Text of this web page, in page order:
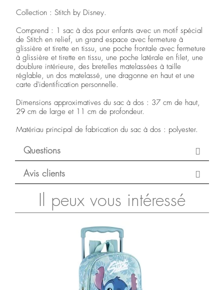
Collection : Stitch by Disney.
Comprend : 1 sac à dos pour enfants avec un motif spécial
de Stitch en relief, un grand espace avec fermeture à
glissière et tirette en tissu, une poche frontale avec fermeture
à glissière et tirette en tissu, une poche latérale en filet, une
doublure intérieure, des bretelles matelassées à taille
réglable, un dos matelassé, une dragonne en haut et une
carte d'identification personnelle.
Dimensions approximatives du sac à dos : 37 cm de haut,
29 cm de large et 11 cm de profondeur.
Matériau principal de fabrication du sac à dos : polyester.
Questions
Avis clients
Il peux vous intéressé